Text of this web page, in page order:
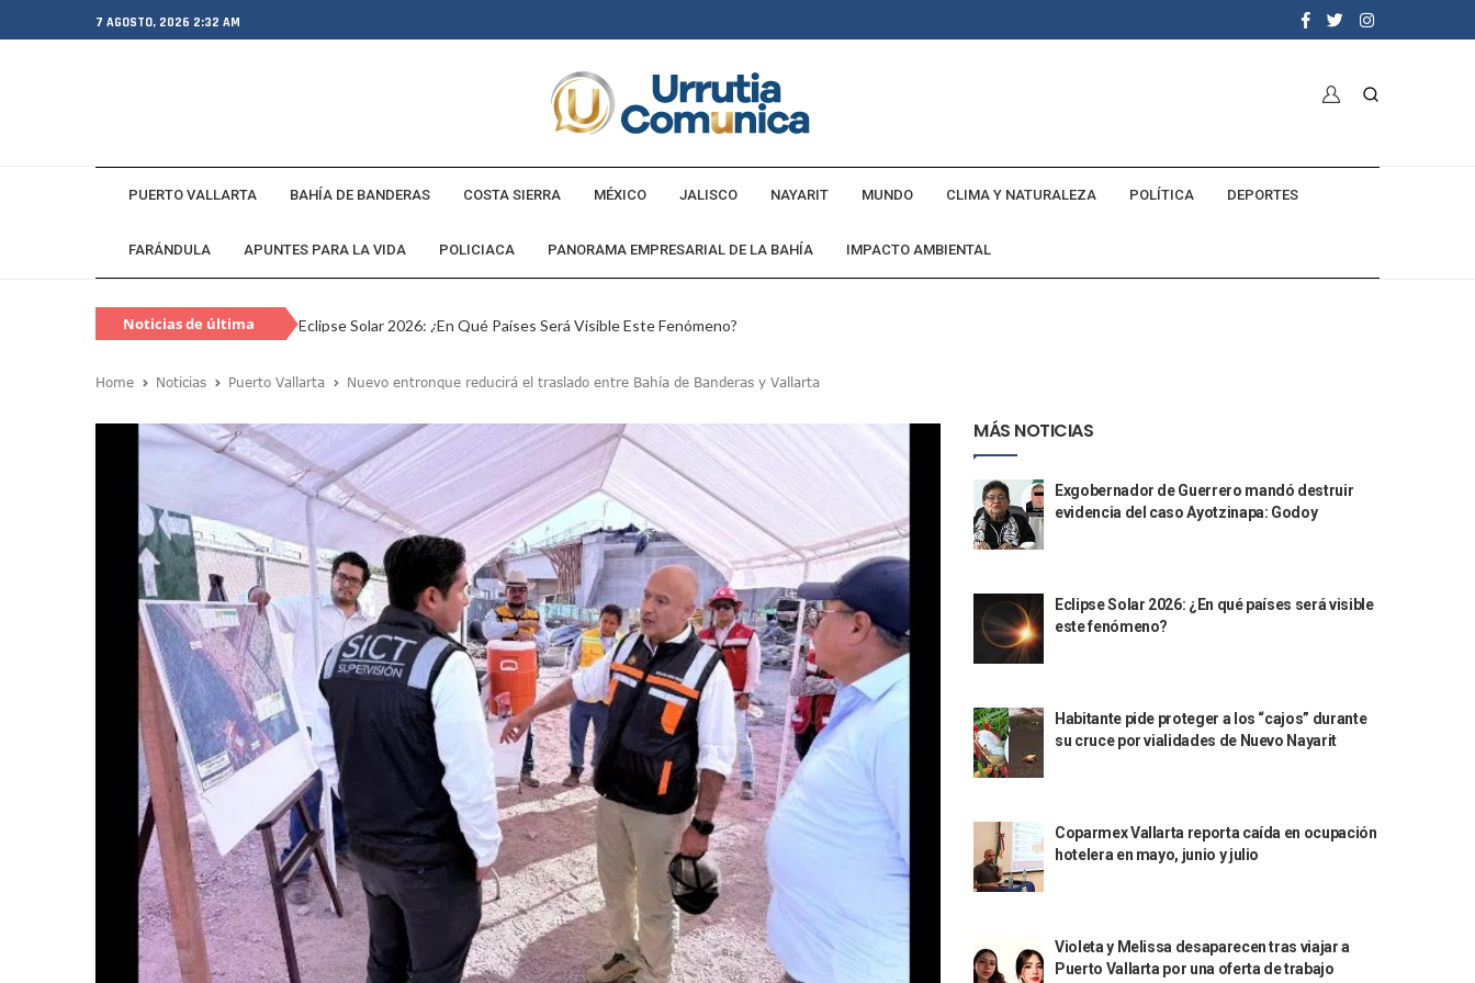
7 AGOSTO, 2026 2:32 AM
PUERTO VALLARTA BAHÍA DE BANDERAS COSTA SIERRA MÉXICO JALISCO NAYARIT MUNDO CLIMA Y NATURALEZA POLÍTICA DEPORTES
FARÁNDULA APUNTES PARA LA VIDA POLICIACA PANORAMA EMPRESARIAL DE LA BAHÍA IMPACTO AMBIENTAL
Noticias de última
Eclipse Solar 2026: ¿En Qué Países Será Visible Este Fenómeno?
Coparmex Vallarta Reporta Caída En Ocupación Hotelera En Mayo, Junio Y Julio
Juan Calderón Pide Oración Para Puerto Vallarta Ante La Virgen De Guadalupe
Jalisco Se Integra A Estrategia Nacional Para Sembrar 6.6 Millones De Árboles
Frustran Presunto Secuestro Virtual De Un Menor De 13 Años En Puerto Vallarta
Infecciones Respiratorias Encabezan Las Principales Causas De Enfermedad En Jalisco
SIOP Moderniza La Casa De La Cultura En Mascota Con Nuevo Auditorio
Van Por La Reorganización De Los Archivos Municipales En Puerto Vallarta
Estados Unidos Endurece Su Combate Al CJNG Con Nuevos Cargos Y Objetivos Prioritarios
Buscan A Wilber Armando Colmenares Márquez, Desaparecido En Puerto Vallarta
Melissa Madero Exige Aclarar Sustento Legal De Las Descargas Residuales Al Mar
Washington Enfrenta Una Emergencia Ambiental Por Incendios Históricos
Avanza Plan Para Construir Estadio De Tritones Vallarta; Será Financiado Por Privados
Nuevas Concesiones De Taxis En Puerto Vallarta, ¿para Quiénes Aplica Y Cómo Tramitarlas?
Mueren Cuatro Personas Tras Explosión De Una Pipa En Tlaquepaque (VIDEO)
Bruno Blancas Lleva El Mensaje De La Cuarta Transformación A Puerto Vallarta Y Tomatlán
Liberan 180 Crías De Iguana Verde En El Estero El Salado Por Su 26 Aniversario
Puerto Vallarta Participa En Los PriceAgencies Awards 2026 En Ciudad De México
Ofrecerán Asesoría Jurídica Gratuita En Puerto Vallarta Para Emprendedores Y Ciudadanía
Juan Solís E Iris Torres Buscan Integrar La Planilla Del PAN Vallarta Para El 2027
Home Noticias Puerto Vallarta Nuevo entronque reducirá el traslado entre Bahía de Banderas y Vallarta
MÁS NOTICIAS
Exgobernador de Guerrero mandó destruir
evidencia del caso Ayotzinapa: Godoy
Eclipse Solar 2026: ¿En qué países será visible
este fenómeno?
Habitante pide proteger a los “cajos” durante
su cruce por vialidades de Nuevo Nayarit
Coparmex Vallarta reporta caída en ocupación
hotelera en mayo, junio y julio
Violeta y Melissa desaparecen tras viajar a
Puerto Vallarta por una oferta de trabajo